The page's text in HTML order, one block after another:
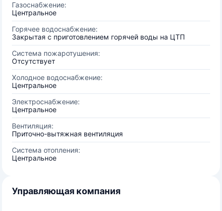
Газоснабжение:
Центральное
Горячее водоснабжение:
Закрытая с приготовлением горячей воды на ЦТП
Система пожаротушения:
Отсутствует
Холодное водоснабжение:
Центральное
Электроснабжение:
Центральное
Вентиляция:
Приточно-вытяжная вентиляция
Система отопления:
Центральное
Управляющая компания